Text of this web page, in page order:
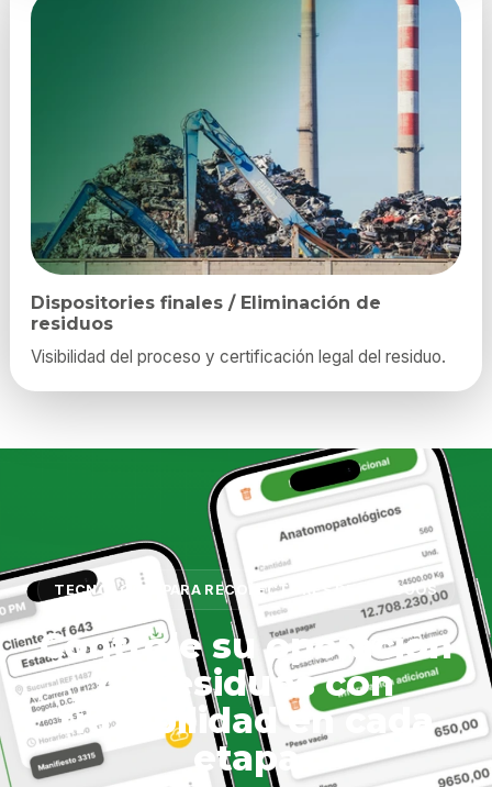
Dispositories finales / Eliminación de
residuos
Visibilidad del proceso y certificación legal del residuo.
TECNOLOGÍA PARA RECOLECTORES DE RESIDUOS
Controle su operación
de residuos con
trazabilidad en cada
etapa